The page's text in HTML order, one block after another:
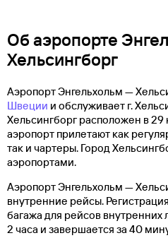
Об аэропорте
Хельсингборг
Аэропорт Энгельхольм —
Швеции и обслуживает г.
Хельсингборг расположен в 29
аэропорт прилетают как
так и чартеры. Город
аэропортами.
Аэропорт Энгельхольм —
внутренние рейсы.
багажа для рейсов внутренних
2 часа и завершается за 40